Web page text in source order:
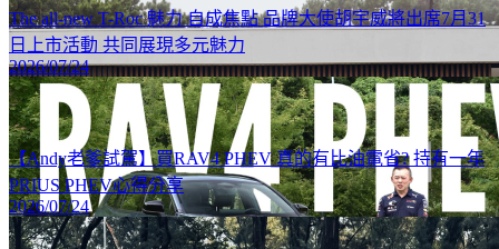
The all-new T-Roc 魅力 自成焦點 品牌大使胡宇威將出席7月31
日上市活動 共同展現多元魅力
2026/07/24
【Andy老爹試駕】買RAV4 PHEV 真的有比油電省? 持有一年
PRIUS PHEV心得分享
2026/07/24